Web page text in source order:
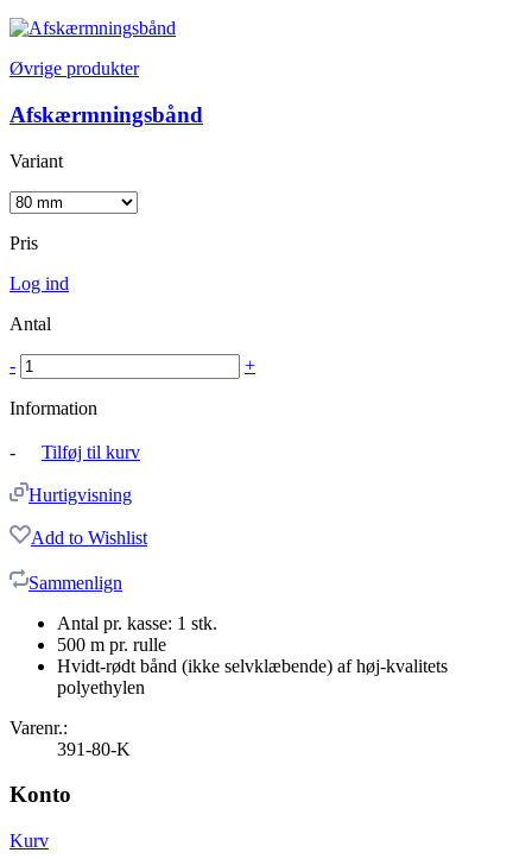
Øvrige produkter
Afskærmningsbånd
Variant
Pris
Log ind
Antal
- +
Information
- Tilføj til kurv
Hurtigvisning
Add to Wishlist
Sammenlign
Antal pr. kasse: 1 stk.
500 m pr. rulle
Hvidt-rødt bånd (ikke selvklæbende) af høj-kvalitets
polyethylen
Varenr.:
391-80-K
Konto
Kurv